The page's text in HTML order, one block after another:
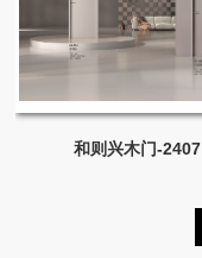
和则兴木门-2407